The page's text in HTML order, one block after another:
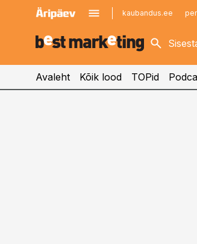
kaubandus.ee
kinnisvarauudised.ee
logistikauudised.ee
Avaleht Kõik lood TOPid